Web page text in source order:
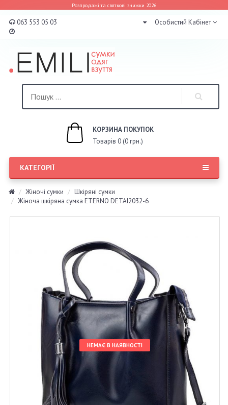
Розпродажі та святкові знижки 2026
063 553 05 03 Особистий Кабінет
КОРЗИНА ПОКУПОК
Товарів 0 (0 грн.)
КАТЕГОРІЇ
Жіночі сумки
Шкіряні сумки
Жіноча шкіряна сумка ETERNO DETAI2032-6
НЕМАЄ В НАЯВНОСТІ